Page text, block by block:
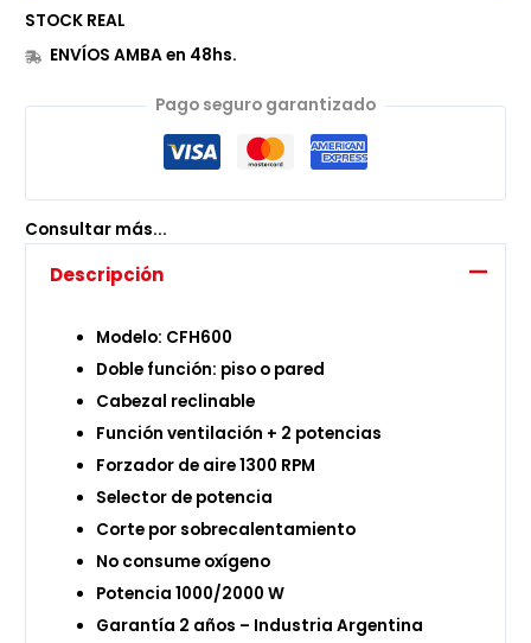
STOCK REAL
ENVÍOS AMBA en 48hs.
Pago seguro garantizado
Consultar más...
Descripción
Modelo: CFH600
Doble función: piso o pared
Cabezal reclinable
Función ventilación + 2 potencias
Forzador de aire 1300 RPM
Selector de potencia
Corte por sobrecalentamiento
No consume oxígeno
Potencia 1000/2000 W
Garantía 2 años – Industria Argentina